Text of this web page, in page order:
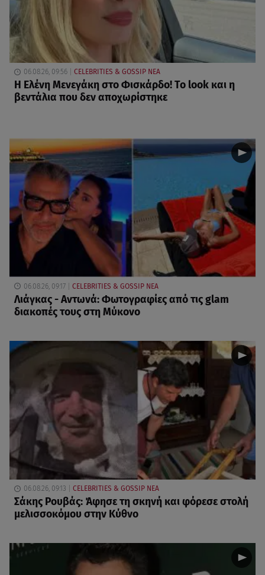
06.08.26, 09:56 CELEBRITIES & GOSSIP ΝΕΑ
Η Ελένη Μενεγάκη στο Φισκάρδο! Το look και η
βεντάλια που δεν αποχωρίστηκε
06.08.26, 09:17 CELEBRITIES & GOSSIP ΝΕΑ
Λιάγκας - Αντωνά: Φωτογραφίες από τις glam
διακοπές τους στη Μύκονο
06.08.26, 09:13 CELEBRITIES & GOSSIP ΝΕΑ
Σάκης Ρουβάς: Άφησε τη σκηνή και φόρεσε στολή
μελισσοκόμου στην Κύθνο